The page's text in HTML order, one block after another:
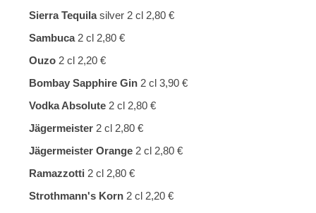
Sierra Tequilasilver 2 cl 2,80 €
Sambuca2 cl 2,80 €
Ouzo 2 cl 2,20 €
Bombay Sapphire Gin 2 cl 3,90 €
Vodka Absolute 2 cl 2,80 €
Jägermeister 2 cl 2,80 €
Jägermeister Orange 2 cl 2,80 €
Ramazzotti 2 cl 2,80 €
Strothmann's Korn 2 cl 2,20 €